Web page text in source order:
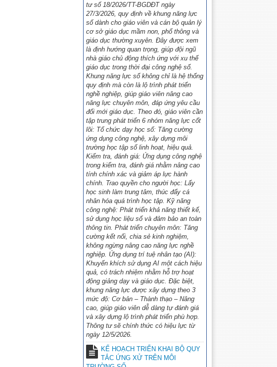
tư số 18/2026/TT-BGDĐT ngày
27/3/2026, quy định về khung năng lực
số dành cho giáo viên và cán bộ quản lý
cơ sở giáo dục mầm non, phổ thông và
giáo dục thường xuyên. Đây được xem
là định hướng quan trọng, giúp đội ngũ
nhà giáo chủ động thích ứng với xu thế
giáo dục trong thời đại công nghệ số.
Khung năng lực số không chỉ là hệ thống
quy định mà còn là lộ trình phát triển
nghề nghiệp, giúp giáo viên nâng cao
năng lực chuyên môn, đáp ứng yêu cầu
đổi mới giáo dục. Theo đó, giáo viên cần
tập trung phát triển 6 nhóm năng lực cốt
lõi: Tổ chức dạy học số: Tăng cường
ứng dụng công nghệ, xây dựng môi
trường học tập số linh hoạt, hiệu quả.
Kiểm tra, đánh giá: Ứng dụng công nghệ
trong kiểm tra, đánh giá nhằm nâng cao
tính chính xác và giảm áp lực hành
chính. Trao quyền cho người học: Lấy
học sinh làm trung tâm, thúc đẩy cá
nhân hóa quá trình học tập. Kỹ năng
công nghệ: Phát triển khả năng thiết kế,
sử dụng học liệu số và đảm bảo an toàn
thông tin. Phát triển chuyên môn: Tăng
cường kết nối, chia sẻ kinh nghiệm,
không ngừng nâng cao năng lực nghề
nghiệp. Ứng dụng trí tuệ nhân tạo (AI):
Khuyến khích sử dụng AI một cách hiệu
quả, có trách nhiệm nhằm hỗ trợ hoạt
động giảng dạy và giáo dục. Đặc biệt,
khung năng lực được xây dựng theo 3
mức độ: Cơ bản – Thành thạo – Nâng
cao, giúp giáo viên dễ dàng tự đánh giá
và xây dựng lộ trình phát triển phù hợp.
Thông tư sẽ chính thức có hiệu lực từ
ngày 12/5/2026.
KẾ HOẠCH TRIỂN KHAI BỘ QUY
TẮC ỨNG XỬ TRÊN MÔI